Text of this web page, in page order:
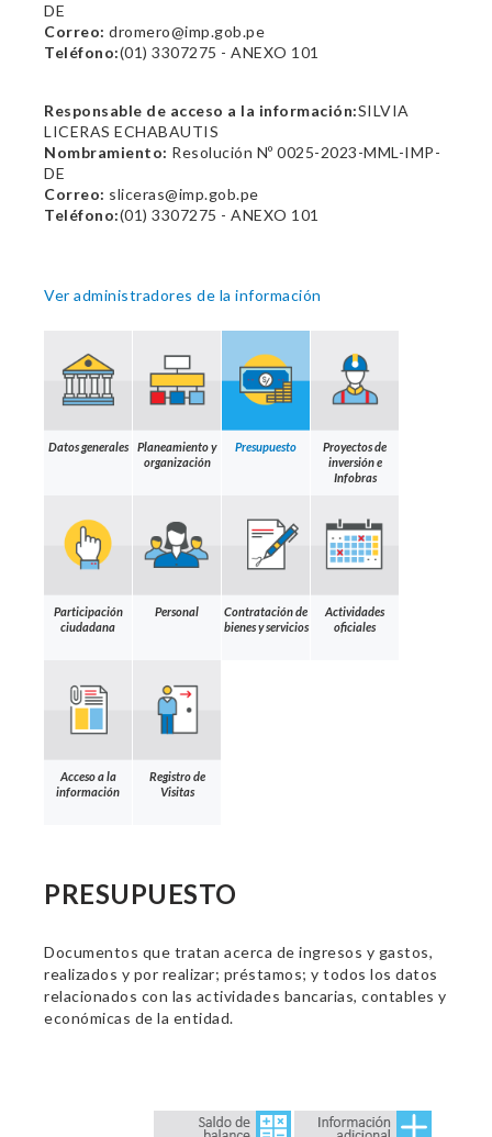
DE
Correo: dromero@imp.gob.pe
Teléfono:(01) 3307275 - ANEXO 101
Responsable de acceso a la información:SILVIA
LICERAS ECHABAUTIS
Nombramiento: Resolución Nº 0025-2023-MML-IMP-
DE
Correo: sliceras@imp.gob.pe
Teléfono:(01) 3307275 - ANEXO 101
Ver administradores de la información
Datos generales
Planeamiento y
organización
Presupuesto
Proyectos de
inversión e
Infobras
Participación
ciudadana
Personal
Contratación de
bienes y servicios
Actividades
oficiales
Acceso a la
información
Registro de
Visitas
PRESUPUESTO
Documentos que tratan acerca de ingresos y gastos,
realizados y por realizar; préstamos; y todos los datos
relacionados con las actividades bancarias, contables y
económicas de la entidad.